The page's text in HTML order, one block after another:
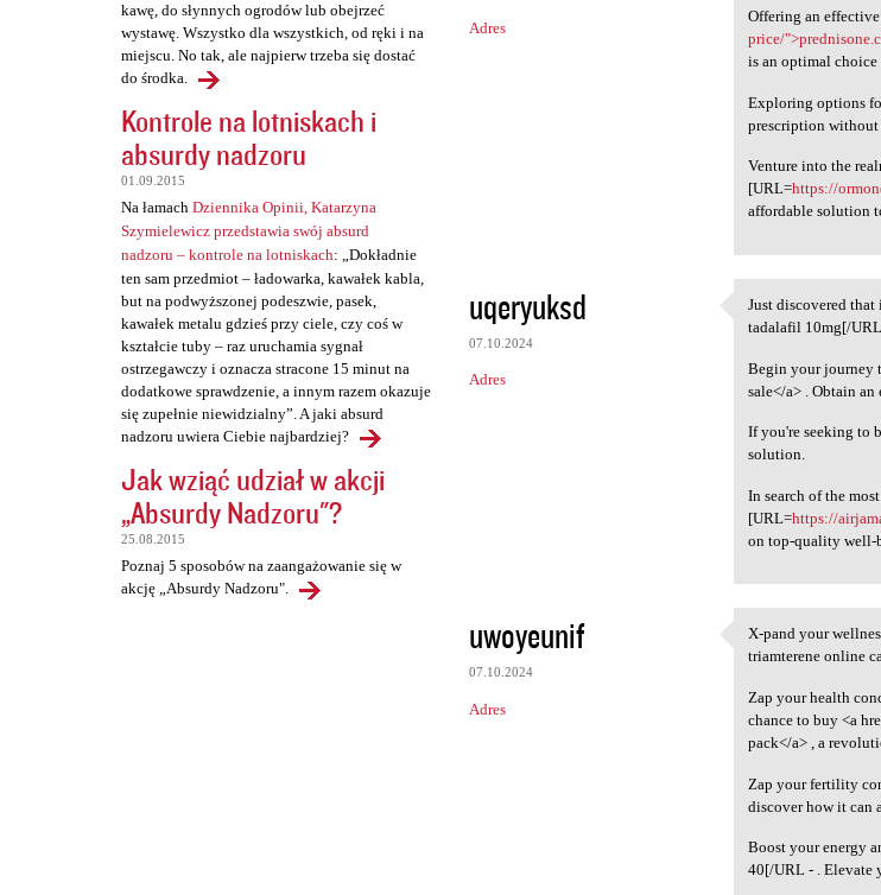
kawę, do słynnych ogrodów lub obejrzeć
wystawę. Wszystko dla wszystkich, od ręki i na
miejscu. No tak, ale najpierw trzeba się dostać
do środka.
Kontrole na lotniskach i
absurdy nadzoru
01.09.2015
Na łamach Dziennika Opinii, Katarzyna
Szymielewicz przedstawia swój absurd
nadzoru – kontrole na lotniskach: „Dokładnie
ten sam przedmiot – ładowarka, kawałek kabla,
but na podwyższonej podeszwie, pasek,
kawałek metalu gdzieś przy ciele, czy coś w
kształcie tuby – raz uruchamia sygnał
ostrzegawczy i oznacza stracone 15 minut na
dodatkowe sprawdzenie, a innym razem okazuje
się zupełnie niewidzialny”. A jaki absurd
nadzoru uwiera Ciebie najbardziej?
Jak wziąć udział w akcji
„Absurdy Nadzoru"?
25.08.2015
Poznaj 5 sposobów na zaangażowanie się w
akcję „Absurdy Nadzoru".
Adres
Offering an
price/
is an optimal
Exploring options
prescription without
Venture into the
[URL=https://
affordable solution
uqeryuksd
07.10.2024
Adres
Just
Just discovered
tadalafil 10mg[/
Begin your journey
sale</a> . Obtain
If you're seeking to
solution.
In search of the
[URL=https://
on top-quality well-
uwoyeunif
07.10.2024
Adres
X-pand your
X-pand your
triamterene online
Zap your health
chance to buy <a
pack</a> , a
Zap your fertility
discover how it can
Boost your energy
40[/URL - . Elevate